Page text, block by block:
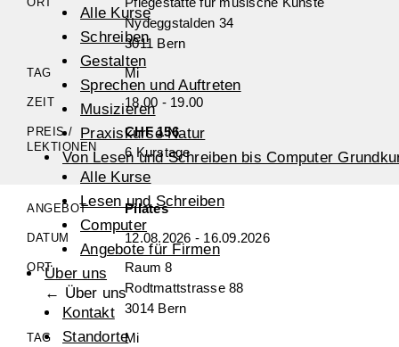
Alle Kurse
Schreiben
Gestalten
Sprechen und Auftreten
Musizieren
Praxiskurse Natur
Von Lesen und Schreiben bis Computer
Alle Kurse
Lesen und Schreiben
Computer
Angebote für Firmen
Über uns
← Über uns
Kontakt
Standorte
Nydeggstalden 34
3011 Bern
Mi
18.00 - 19.00
CHF 156
6 Kurstage
Pilates
12.08.2026 - 16.09.2026
Raum 8
Rodtmattstrasse 88
3014 Bern
Mi